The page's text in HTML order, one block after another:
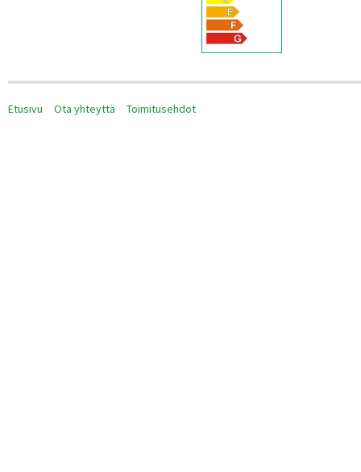
Etusivu Ota yhteyttä Toimitusehdot